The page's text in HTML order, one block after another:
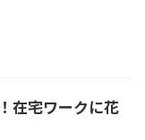
在宅ワークに花